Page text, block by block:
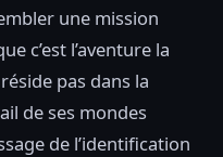
une mission
c’est l’aventure la
pas dans la
de ses mondes
de l’identification